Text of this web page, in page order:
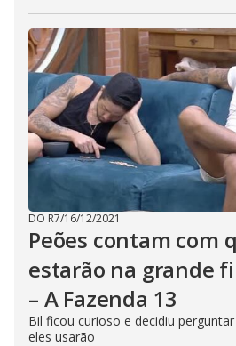
DO R7/16/12/2021
Peões contam com
estarão na grande
– A Fazenda 13
Bil ficou curioso e decidiu
eles usarão